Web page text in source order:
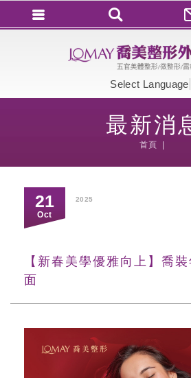
Select Language
最新消
首頁
2025
21
Oct
【新春美學優雅向上】喬
面
會員登入(燈箱)
加入會員
忘記密碼
密碼修改
填寫匯款通知